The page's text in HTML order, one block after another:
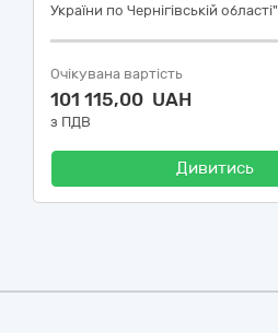
України по Чернігівській області"
Очікувана вартість
101 115,00 UAH
з ПДВ
Дивитись